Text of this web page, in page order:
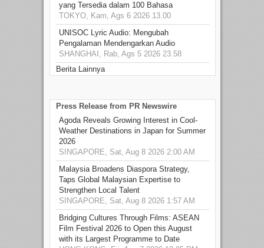
yang Tersedia dalam 100 Bahasa
TOKYO, Kam, Ags 6 2026 13.00
UNISOC Lyric Audio: Mengubah
Pengalaman Mendengarkan Audio
SHANGHAI, Rab, Ags 5 2026 23.58
Berita Lainnya
Press Release from PR Newswire
Agoda Reveals Growing Interest in Cool-
Weather Destinations in Japan for Summer
2026
SINGAPORE, Sat, Aug 8 2026 2:00 AM
Malaysia Broadens Diaspora Strategy,
Taps Global Malaysian Expertise to
Strengthen Local Talent
SINGAPORE, Sat, Aug 8 2026 1:57 AM
Bridging Cultures Through Films: ASEAN
Film Festival 2026 to Open this August
with its Largest Programme to Date